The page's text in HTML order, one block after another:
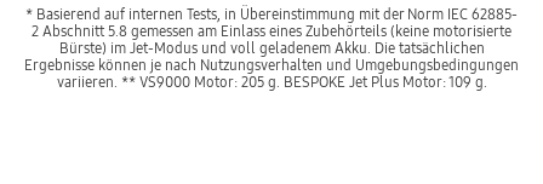
* Basierend auf internen Tests, in Übereinstimmung mit der Norm IEC 62885-
2 Abschnitt 5.8 gemessen am Einlass eines Zubehörteils (keine motorisierte
Bürste) im Jet-Modus und voll geladenem Akku. Die tatsächlichen
Ergebnisse können je nach Nutzungsverhalten und Umgebungsbedingungen
variieren. ** VS9000 Motor: 205 g. BESPOKE Jet Plus Motor: 109 g.